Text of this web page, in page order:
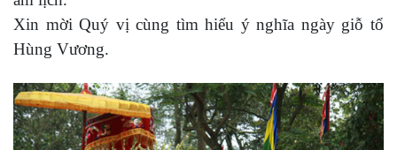
Xin mời Quý vị cùng tìm hiểu ý nghĩa ngày giỗ tổ
Hùng Vương.